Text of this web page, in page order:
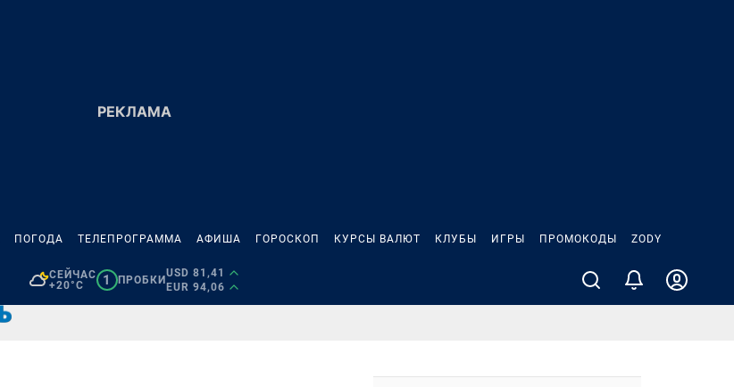
ПОГОДА ТЕЛЕПРОГРАММА АФИША ГОРОСКОП КУРСЫ ВАЛЮТ КЛУБЫ ИГРЫ ПРОМОКОДЫ ZODY
СЕЙЧАС
+20°C
1 ПРОБКИ
USD 81,41
EUR 94,06